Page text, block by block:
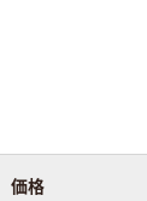
価格